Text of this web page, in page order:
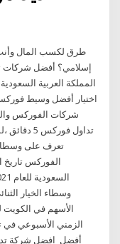
المملكة العربية
اختيار أفضل وسيط
شركات الفوركس
تداول
الفوركس تاريخ
أفضل افضل شركة